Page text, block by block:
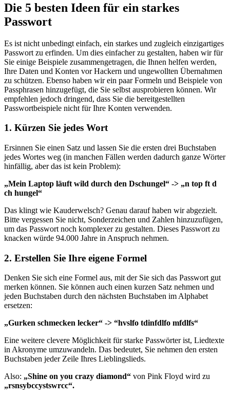
Die 5 besten Ideen für ein starkes
Passwort
Es ist nicht unbedingt einfach, ein starkes und zugleich einzigartiges
Passwort zu erfinden. Um dies einfacher zu gestalten, haben wir für
Sie einige Beispiele zusammengetragen, die Ihnen helfen werden,
Ihre Daten und Konten vor Hackern und ungewollten Übernahmen
zu schützen. Ebenso haben wir ein paar Formeln und Beispiele von
Passphrasen hinzugefügt, die Sie selbst ausprobieren können. Wir
empfehlen jedoch dringend, dass Sie die bereitgestellten
Passwortbeispiele nicht für Ihre Konten verwenden.
1. Kürzen Sie jedes Wort
Ersinnen Sie einen Satz und lassen Sie die ersten drei Buchstaben
jedes Wortes weg (in manchen Fällen werden dadurch ganze Wörter
hinfällig, aber das ist kein Problem):
„Mein Laptop läuft wild durch den Dschungel“ -> „n top ft d
ch hungel“
Das klingt wie Kauderwelsch? Genau darauf haben wir abgezielt.
Bitte vergessen Sie nicht, Sonderzeichen und Zahlen hinzuzufügen,
um das Passwort noch komplexer zu gestalten. Dieses Passwort zu
knacken würde 94.000 Jahre in Anspruch nehmen.
2. Erstellen Sie Ihre eigene Formel
Denken Sie sich eine Formel aus, mit der Sie sich das Passwort gut
merken können. Sie können auch einen kurzen Satz nehmen und
jeden Buchstaben durch den nächsten Buchstaben im Alphabet
ersetzen:
„Gurken schmecken lecker“ -> “hvslfo tdinfdlfo mfdlfs“
Eine weitere clevere Möglichkeit für starke Passwörter ist, Liedtexte
in Akronyme umzuwandeln. Das bedeutet, Sie nehmen den ersten
Buchstaben jeder Zeile Ihres Lieblingslieds.
Also: „Shine on you crazy diamond“ von Pink Floyd wird zu
„rsnsybccystswrcc“.